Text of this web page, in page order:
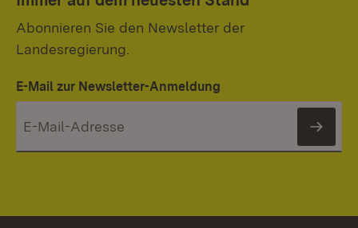
Abonnieren Sie den Newsletter der
Landesregierung.
E-Mail zur Newsletter-Anmeldung